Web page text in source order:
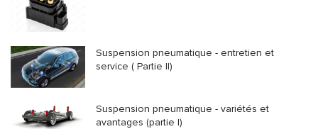
Suspension pneumatique - entretien et
service ( Partie II)
Suspension pneumatique - variétés et
avantages (partie I)